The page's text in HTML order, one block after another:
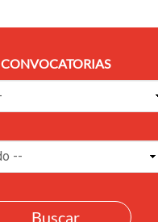
CONVOCATORIAS